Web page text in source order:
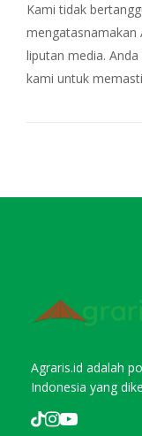
Kami tidak
mengatasnamakan
liputan media.
kami untuk
Agraris.id adalah
Indonesia yang